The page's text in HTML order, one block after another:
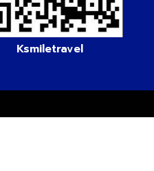
Ksmiletravel